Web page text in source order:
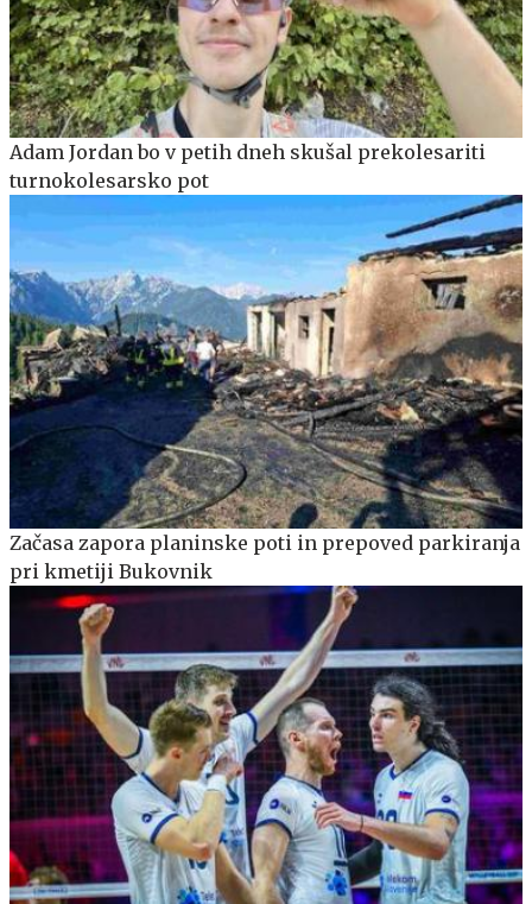
Adam Jordan bo v petih dneh skušal prekolesariti
turnokolesarsko pot
Začasa zapora planinske poti in prepoved parkiranja
pri kmetiji Bukovnik